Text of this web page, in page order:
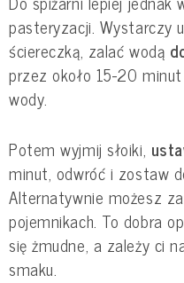
pasteryzacji. Wystarczy
ściereczką, zalać wodą
przez około 15-20
wody.
Potem wyjmij słoiki,
minut, odwróć i zostaw
Alternatywnie możesz
pojemnikach. To dobra
się żmudne, a zależy ci
smaku.